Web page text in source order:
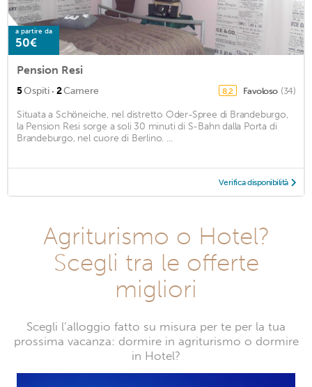
a partire da
50€
Pension Resi
5Ospiti · 2Camere 8,2 Favoloso (34)
Situata a Schöneiche, nel distretto Oder-Spree di Brandeburgo,
la Pension Resi sorge a soli 30 minuti di S-Bahn dalla Porta di
Brandeburgo, nel cuore di Berlino. ...
Verifica disponibilità
Agriturismo o Hotel?
Scegli tra le offerte
migliori
Scegli l’alloggio fatto su misura per te per la tua
prossima vacanza: dormire in agriturismo o dormire
in Hotel?